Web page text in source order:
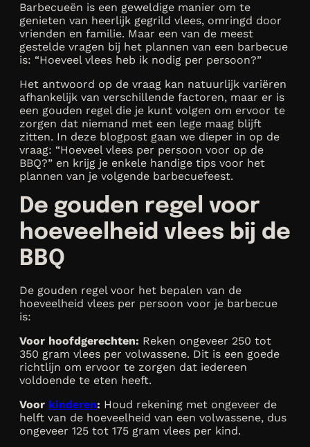
Barbecueën is een geweldige manier om te
genieten van heerlijk gegrild vlees, omringd door
vrienden en familie. Maar een van de meest
gestelde vragen bij het plannen van een barbecue
is: “Hoeveel vlees heb ik nodig per persoon?”
Het antwoord op de vraag kan natuurlijk variëren
afhankelijk van verschillende factoren, maar er is
een gouden regel die je kunt volgen om ervoor te
zorgen dat niemand met een lege maag blijft
zitten. In deze blogpost gaan we dieper in op de
vraag: “Hoeveel vlees per persoon voor op de
BBQ?” en krijg je enkele handige tips voor het
plannen van je volgende barbecuefeest.
De gouden regel voor
hoeveelheid vlees bij de
BBQ
De gouden regel voor het bepalen van de
hoeveelheid vlees per persoon voor je barbecue
is:
Voor hoofdgerechten: Reken ongeveer 250 tot
350 gram vlees per volwassene. Dit is een goede
richtlijn om ervoor te zorgen dat iedereen
voldoende te eten heeft.
Voor kinderen: Houd rekening met ongeveer de
helft van de hoeveelheid van een volwassene, dus
ongeveer 125 tot 175 gram vlees per kind.